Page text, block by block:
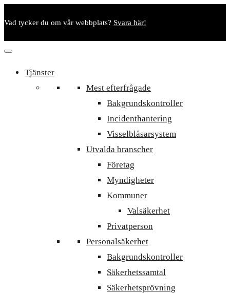
Vad tycker du om vår webbplats? Svara här!
Tjänster
Mest efterfrågade
Bakgrundskontroller
Incidenthantering
Visselblåsarsystem
Utvalda branscher
Företag
Myndigheter
Kommuner
Valsäkerhet
Privatperson
Personalsäkerhet
Bakgrundskontroller
Säkerhetssamtal
Säkerhetsprövning